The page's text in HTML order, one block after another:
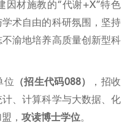
因材施教的“代谢+X”特色
术自由的科研氛围，坚持
渝地培养高质量创新型科
位 （招生代码088）
，招收
、计算科学与大数据、化
， 攻读博士学位。